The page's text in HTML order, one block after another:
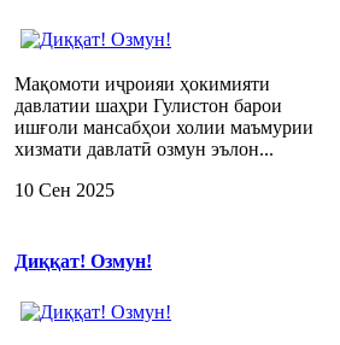
Мақомоти иҷроияи ҳокимияти
давлатии шаҳри Гулистон барои
ишғоли мансабҳои холии маъмурии
хизмати давлатӣ озмун эълон...
10 Сен 2025
Диққат! Озмун!